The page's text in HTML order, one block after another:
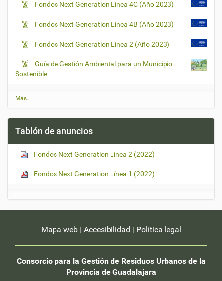
Fondos Next Generation Línea 4C (Año 2023)
Fondos Next Generation Línea 4B (Año 2023)
Fondos Next Generation Línea 2 (Año 2023)
Guía de Gestión Ambiental para un Municipio
Sostenible
Ú
l
i
Más…
Tablón de anuncios
Fondos Next Generation Línea 2 (2022)
Fondos Next Generation Línea 1 (2022)
Mapa web| Accesibilidad | Política legal
Consorcio para la Gestión de Residuos Urbanos de la
Provincia de Guadalajara